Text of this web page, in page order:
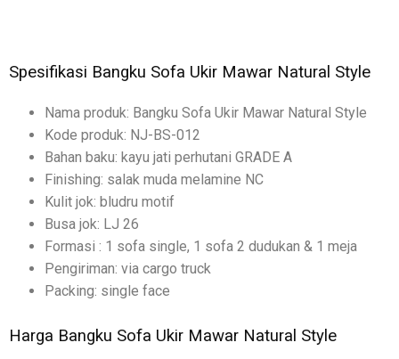
Spesifikasi Bangku Sofa Ukir Mawar Natural Style
Nama produk: Bangku Sofa Ukir Mawar Natural Style
Kode produk: NJ-BS-012
Bahan baku: kayu jati perhutani GRADE A
Finishing: salak muda melamine NC
Kulit jok: bludru motif
Busa jok: LJ 26
Formasi : 1 sofa single, 1 sofa 2 dudukan & 1 meja
Pengiriman: via cargo truck
Packing: single face
Harga Bangku Sofa Ukir Mawar Natural Style